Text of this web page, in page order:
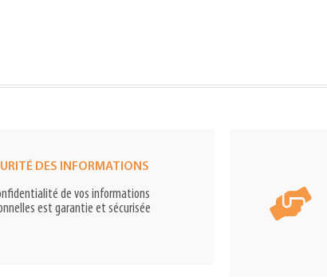
DES INFORMATIONS
de vos informations
est garantie et sécurisée